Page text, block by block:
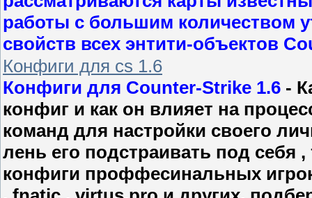
работы с большим количеством
свойств всех энтити-объектов
Конфиги для cs 1.6
Конфиги для Counter-Strike 1.6 -
конфиг и как он влияет на
команд для настройки своего
лень его подстраивать под себя
конфиги проффесинальных